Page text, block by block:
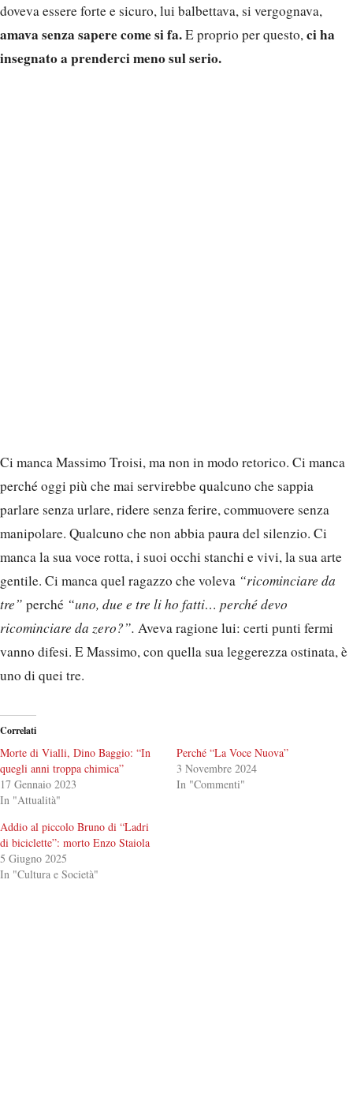
doveva essere forte e sicuro, lui balbettava, si vergognava,
amava senza sapere come si fa.E proprio per questo, ci ha
insegnato a prenderci meno sul serio.
Ci manca Massimo Troisi, ma non in modo retorico. Ci manca
perché oggi più che mai servirebbe qualcuno che sappia
parlare senza urlare, ridere senza ferire, commuovere senza
manipolare. Qualcuno che non abbia paura del silenzio. Ci
manca la sua voce rotta, i suoi occhi stanchi e vivi, la sua arte
gentile. Ci manca quel ragazzo che voleva “ricominciare da
tre” perché “uno, due e tre li ho fatti… perché devo
ricominciare da zero?”. Aveva ragione lui: certi punti fermi
vanno difesi. E Massimo, con quella sua leggerezza ostinata, è
uno di quei tre.
Correlati
Morte di Vialli, Dino Baggio: “In
quegli anni troppa chimica”
17 Gennaio 2023
In "Attualità"
Perché “La Voce Nuova”
3 Novembre 2024
In "Commenti"
Addio al piccolo Bruno di “Ladri
di biciclette”: morto Enzo Staiola
5 Giugno 2025
In "Cultura e Società"